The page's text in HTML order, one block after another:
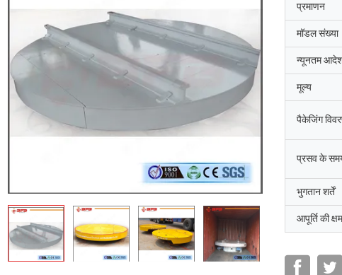
प्रमाणन
मॉडल संख्या
न्यूनतम आदेश
मूल्य
पैकेजिंग
प्रसव के
भुगतान शर्तें
आपूर्ति की